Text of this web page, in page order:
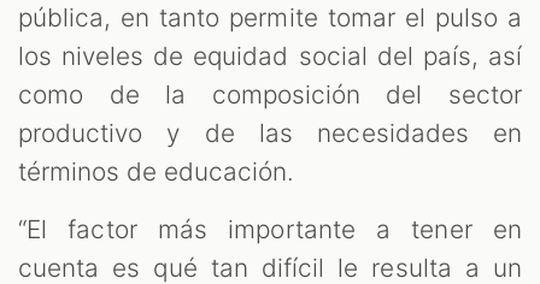
pública, en tanto permite tomar el pulso a
los niveles de equidad social del país, así
como de la composición del sector
productivo y de las necesidades en
términos de educación.
“El factor más importante a tener en
cuenta es qué tan difícil le resulta a un